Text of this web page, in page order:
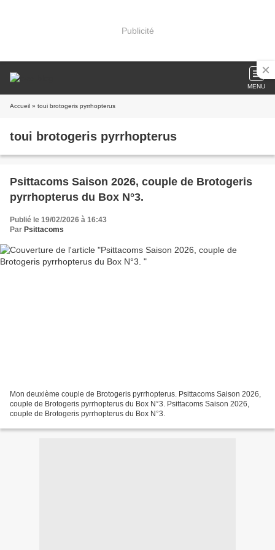
Publicité
MENU
Accueil » toui brotogeris pyrrhopterus
toui brotogeris pyrrhopterus
Psittacoms Saison 2026, couple de Brotogeris
pyrrhopterus du Box N°3.
Publié le 19/02/2026 à 16:43
Par Psittacoms
Mon deuxième couple de Brotogeris pyrrhopterus. Psittacoms Saison 2026,
couple de Brotogeris pyrrhopterus du Box N°3. Psittacoms Saison 2026,
couple de Brotogeris pyrrhopterus du Box N°3.